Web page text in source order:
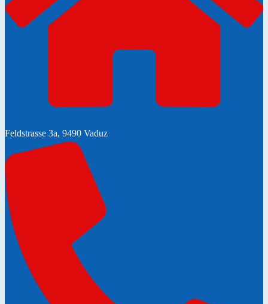
Feldstrasse 3a, 9490 Vaduz